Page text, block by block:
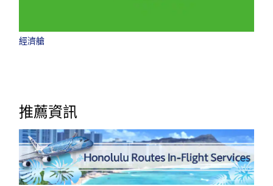
經濟艙
推薦資訊